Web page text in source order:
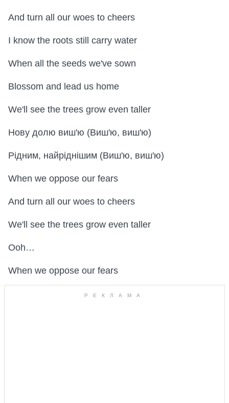
And turn all our woes to cheers
I know the roots still carry water
When all the seeds we've sown
Blossom and lead us home
We'll see the trees grow even taller
Нову долю виш'ю (Виш'ю, виш'ю)
Рідним, найріднішим (Виш'ю, виш'ю)
When we oppose our fears
And turn all our woes to cheers
We'll see the trees grow even taller
Ooh…
When we oppose our fears